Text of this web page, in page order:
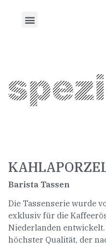
Barista Tassen
Die Tassenserie wurde
exklusiv für die
Niederlanden
höchster Qualität, der